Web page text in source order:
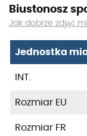
Biustonosz
Jak dobrze zdjąć
Jednostka
INT.
Rozmiar EU
Rozmiar FR